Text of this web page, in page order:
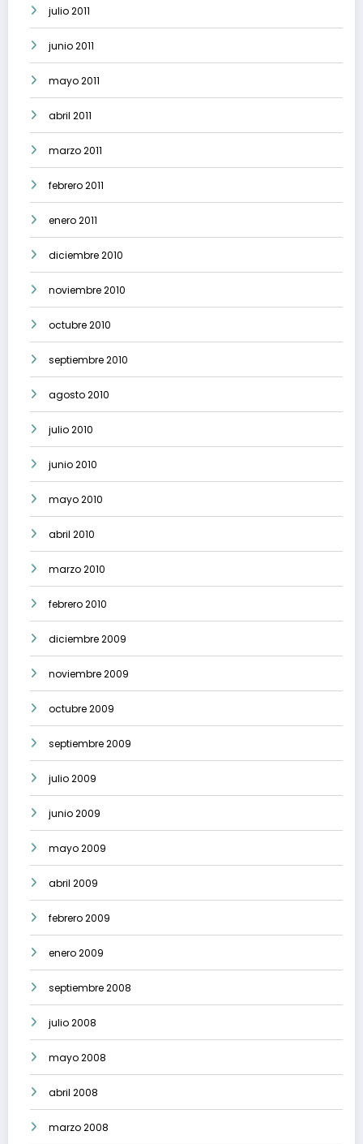
julio 2011
junio 2011
mayo 2011
abril 2011
marzo 2011
febrero 2011
enero 2011
diciembre 2010
noviembre 2010
octubre 2010
septiembre 2010
agosto 2010
julio 2010
junio 2010
mayo 2010
abril 2010
marzo 2010
febrero 2010
diciembre 2009
noviembre 2009
octubre 2009
septiembre 2009
julio 2009
junio 2009
mayo 2009
abril 2009
febrero 2009
enero 2009
septiembre 2008
julio 2008
mayo 2008
abril 2008
marzo 2008